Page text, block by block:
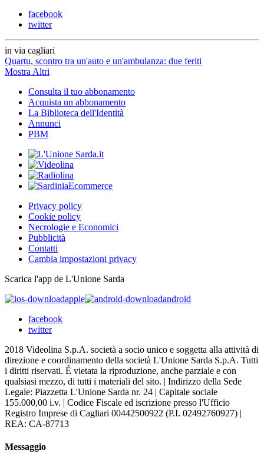
facebook
twitter
in via cagliari
Quartu, scontro tra un'auto e un'ambulanza: due feriti
Mostra Altri
Consulta il tuo abbonamento
Acquista un abbonamento
La Biblioteca dell'Identità
Annunci
PBM
Privacy policy
Cookie policy
Necrologie e Economici
Pubblicità
Contatti
Cambia impostazioni privacy
Scarica l'app de L'Unione Sarda
apple
android
facebook
twitter
2018 Videolina S.p.A. società a socio unico e soggetta alla attività di
direzione e coordinamento della società L'Unione Sarda S.p.A. Tutti
i diritti riservati. É vietata la riproduzione, anche parziale e con
qualsiasi mezzo, di tutti i materiali del sito. | Indirizzo della Sede
Legale: Piazzetta L'Unione Sarda nr. 24 | Capitale sociale
155.000,00 i.v. | Codice Fiscale ed iscrizione presso l'Ufficio
Registro Imprese di Cagliari 00442500922 (P.I. 02492760927) |
REA: CA-87713
Messaggio